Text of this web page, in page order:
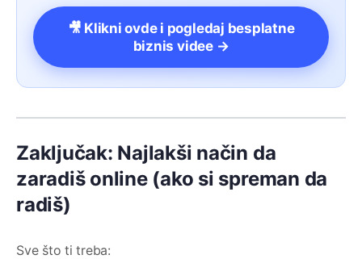
🎥 Klikni ovde i pogledaj besplatne
biznis videe →
Zaključak: Najlakši način da
zaradiš online (ako si spreman da
radiš)
Sve što ti treba: